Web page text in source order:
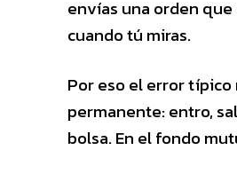
envías una orden
cuando tú miras.
Por eso el error típico
permanente: entro,
bolsa. En el fondo